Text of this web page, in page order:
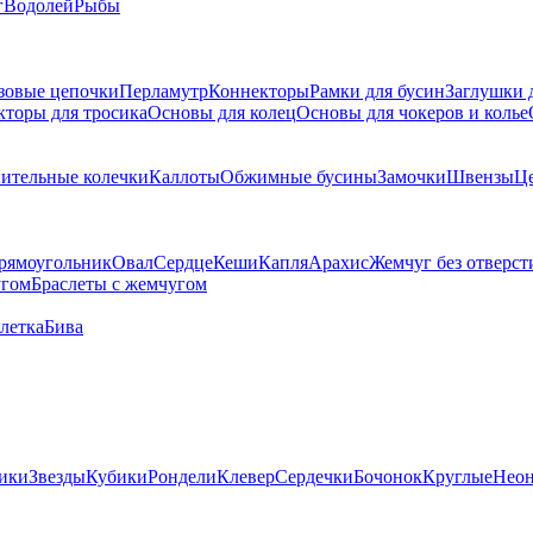
Водолей Рыбы
цепочкиПерламутрКоннекторыРамки для бусинЗаглушки
для тросикаОсновы для колецОсновы для чокеров и колье
колечкиКаллотыОбжимные бусиныЗамочкиШвензы
ОвалСердцеКешиКапляАрахисЖемчуг без
Браслеты с жемчугом
Бива
ЗвездыКубикиРонделиКлеверСердечкиБочонокКруглые